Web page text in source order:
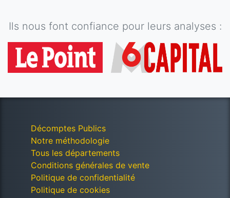
Ils nous font confiance pour leurs analyses :
Décomptes Publics
Notre méthodologie
Tous les départements
Conditions générales de vente
Politique de confidentialité
Politique de cookies